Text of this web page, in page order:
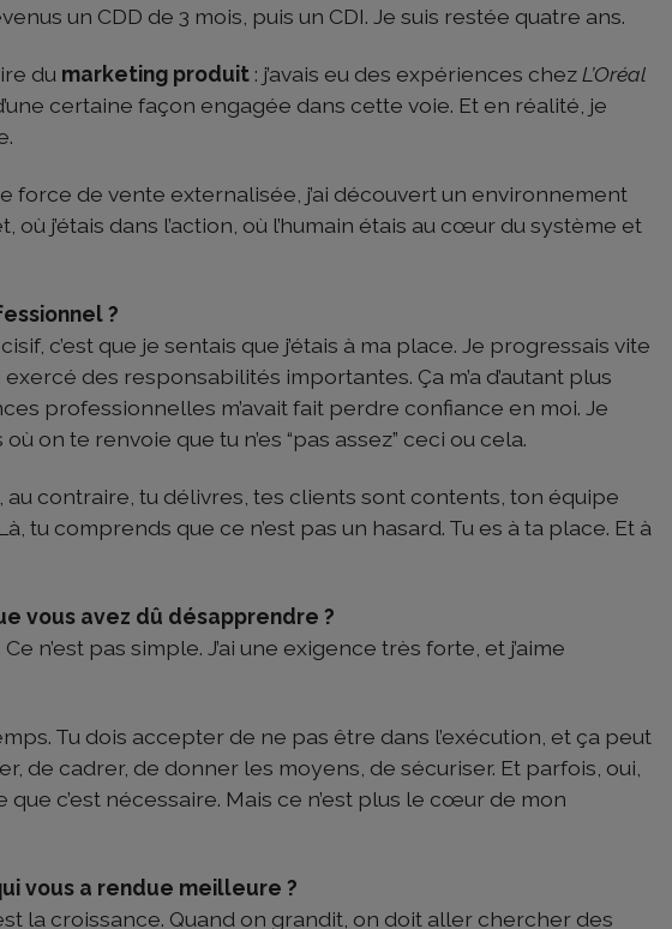
un CDD de 3 mois, puis un CDI. Je suis restée quatre ans.
du marketing produit : j’avais eu des expériences chezL’Oréal
certaine façon engagée dans cette voie. Et en réalité, je
force de vente externalisée, j’ai découvert un environnement
j’étais dans l’action, où l’humain étais au cœur du système et
?
c’est que je sentais que j’étais à ma place. Je progressais vite
exercé des responsabilités importantes. Ça m’a d’autant plus
professionnelles m’avait fait perdre confiance en moi. Je
on te renvoie que tu n’es “pas assez” ceci ou cela.
au contraire, tu délivres, tes clients sont contents, ton équipe
tu comprends que ce n’est pas un hasard. Tu es à ta place. Et à
vous avez dû désapprendre ?
Ce n’est pas simple. J’ai une exigence très forte, et j’aime
Tu dois accepter de ne pas être dans l’exécution, et ça peut
de cadrer, de donner les moyens, de sécuriser. Et parfois, oui,
c’est nécessaire. Mais ce n’est plus le cœur de mon
vous a rendue meilleure ?
la croissance. Quand on grandit, on doit aller chercher des